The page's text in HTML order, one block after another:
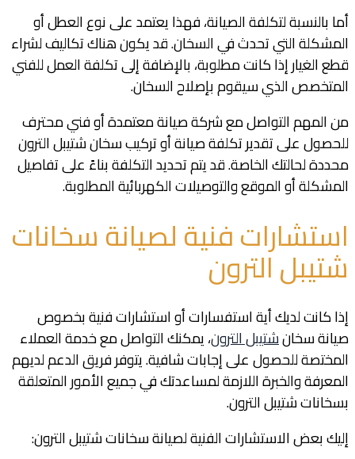
أما بالنسبة لتكلفة الصيانة، فهذا يعتمد على نوع العطل أو
المشكلة التي تحدث في السخان. قد يكون هناك تكاليف لشراء
قطع الغيار إذا كانت مطلوبة، بالإضافة إلى تكلفة العمل للفني
المتخصص الذي سيقوم بإصلاح السخان.
من المهم التواصل مع شركة صيانة معتمدة أو فني محترف
للحصول على تقدير تكلفة صيانة أو تركيب سخان شتيبل الترون
محددة لحالتك الخاصة. قد يتم تحديد التكلفة بناءً على تفاصيل
المشكلة أو الموقع والتوصيلات الكهربائية المطلوبة.
استشارات فنية لصيانة سخانات
شتيبل الترون
إذا كانت لديك أية استفسارات أو استشارات فنية بخصوص
صيانة سخانشتيبل الترون، يمكنك التواصل مع خدمة العملاء
المختصة للحصول على إجابات شافية. يتوفر فريق الدعم لديهم
المعرفة والخبرة اللازمة لمساعدتك في جميع الأمور المتعلقة
بسخانات شتيبل الترون.
إليك بعض الاستشارات الفنية لصيانة سخانات شتيبل الترون: